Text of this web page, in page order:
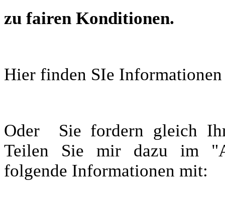
zu fairen Konditionen.
Hier finden SIe
Oder Sie fordern gleich
Teilen Sie mir dazu im
folgende Informationen mit: